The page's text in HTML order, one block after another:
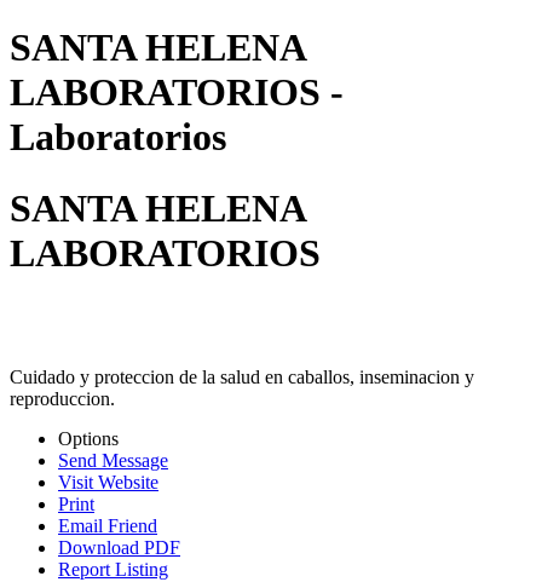
SANTA HELENA
LABORATORIOS -
Laboratorios
SANTA HELENA
LABORATORIOS
Cuidado y proteccion de la salud en caballos, inseminacion y
reproduccion.
Options
Send Message
Visit Website
Print
Email Friend
Download PDF
Report Listing